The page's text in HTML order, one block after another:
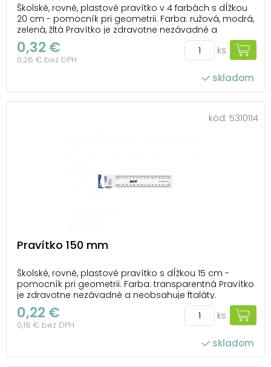
Školské, rovné, plastové pravítko v 4 farbách s dĺžkou
20 cm - pomocník pri geometrii. Farba: ružová, modrá,
zelená, žltá Pravítko je zdravotne nezávadné a
neobsahuje ftaláty. Dodávame v plastovom puzdre
so závesom. Dodávame v mixe 4 ks podľa skladovej
zásoby Uvedená cena je za 1 ks.
0,32 €
0,26 € bez DPH
ks
skladom
kód: 5310114
Pravítko 150 mm
Školské, rovné, plastové pravítko s dĺžkou 15 cm -
pomocník pri geometrii. Farba: transparentná Pravítko
je zdravotne nezávadné a neobsahuje ftaláty.
Dodávame v plastovom puzdre so závesom.
Uvedená cena je za 1 ks.
0,22 €
0,18 € bez DPH
ks
skladom